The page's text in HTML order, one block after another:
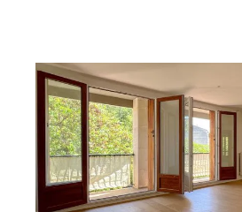
AIX EN PROVENCE 13
79,02 m2, 3 pièces
Ref : 901
Appartement T3 à vendre
465 000 €